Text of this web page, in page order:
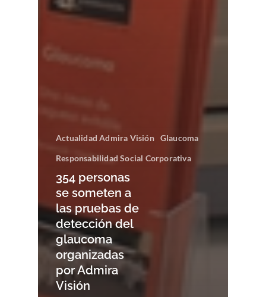
Actualidad Admira Visión Glaucoma
Responsabilidad Social Corporativa
354 personas
se someten a
las pruebas de
detección del
glaucoma
organizadas
por Admira
Visión